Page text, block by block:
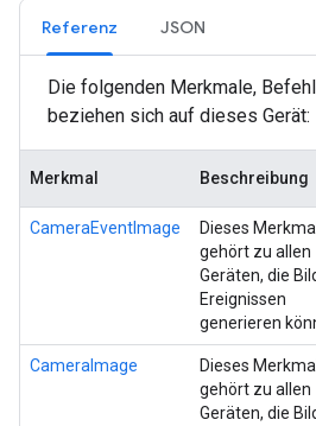
Referenz JSON
Die folgenden Merkmale,
beziehen sich auf dieses Gerät:
Merkmal Beschreibung
CameraEventImage
Dieses Merkmal
gehört zu allen
Geräten, die
Ereignissen
generieren
CameraImage
Dieses Merkmal
gehört zu allen
Geräten, die